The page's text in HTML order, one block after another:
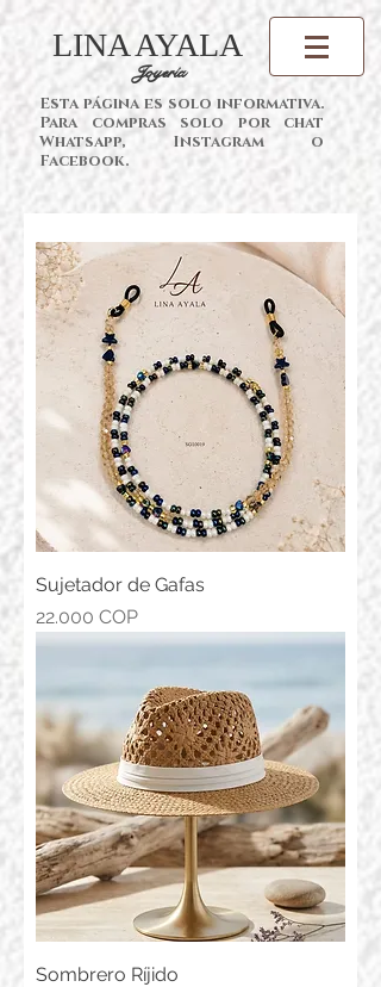
LINA AYALA
Joyería
Esta página es solo informativa.
Para compras solo por chat
Whatsapp, Instagram o
Facebook.
Sujetador de Gafas
Precio
22.000 COP
Sombrero Ríjido